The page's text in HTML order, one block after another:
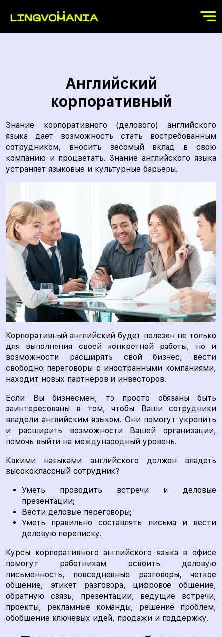
Английский
корпоративный
Знание корпоративного (делового) английского
языка дает возможность стать востребованным
сотрудником, вносить весомый вклад в свою
компанию и процветать. Знание английского языка
устраняет языковые и культурные барьеры.
Корпоративный английский будет полезен не только
для выполнения своей конкретной работы, но и
возможности расширять свой бизнес, вести
свободно переговоры с иностранными компаниями,
находит новых партнеров и инвесторов.
Если Вы бизнесмен, то просто обязаны быть
заинтересованы в том, чтобы Ваши сотрудники
владели английским языком. Они помогут укрепить
и расширить возможности Вашей организации,
помочь выйти на международный уровень.
Какими навыками английского должен владеть
высококлассный сотрудник?
Уметь проводить встречи и деловые
презентации;
Вести деловые переговоры;
Уметь правильно составлять письма и вести
деловую переписку.
Курсы корпоративного английского языка в офисе
помогут работникам освоить деловую
письменность, повседневные разговоры, четкое
общение, этикет разговора, цифровое общение,
обратную связь, презентации, ведущие встречи,
проекты, рекламные команды, решение проблем,
обобщение ключевых идей, продажи и поддержку.